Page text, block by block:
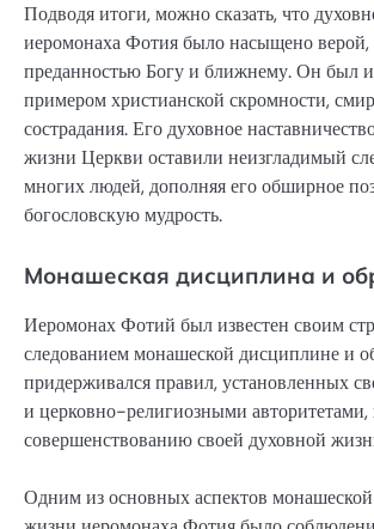
Подводя итоги, можно сказать, что
иеромонаха Фотия было насыщено
преданностью Богу и ближнему. Он был
примером христианской скромности,
сострадания. Его духовное
жизни Церкви оставили неизгладимый
многих людей, дополняя его обширное
богословскую мудрость.
Монашеская дисциплина и
Иеромонах Фотий был известен своим
следованием монашеской дисциплине и
придерживался правил, установленных
и церковно-религиозными авторитетами,
совершенствованию своей духовной
Одним из основных аспектов